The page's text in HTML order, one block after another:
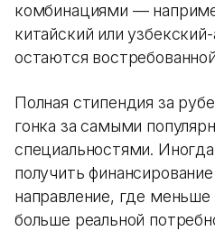
комбинациями —
китайский или
остаются
Полная стипендия за
гонка за самыми
специальностями.
получить
направление, где меньше
больше реальной